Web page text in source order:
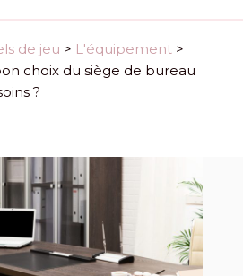
de jeu > L'équipement >
choix du siège de bureau
?